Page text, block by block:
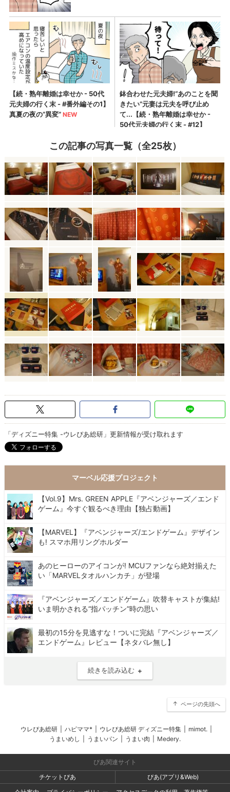
この記事の写真一覧（全25枚）
「ディズニー特集 -ウレぴあ総研」更新情報が受け取れます
マーベル応援プロジェクト
【Vol.9】Mrs. GREEN APPLE『アベンジャーズ／エンド
ゲーム』今すぐ観るべき理由【独占動画】
【MARVEL】『アベンジャーズ/エンドゲーム』デザイン
も! スマホ用リングホルダー
あのヒーローのアイコンが! MCUファンなら絶対揃えた
い「MARVELタオルハンカチ」が登場
『アベンジャーズ／エンドゲーム』吹替キャストが集結!
いま明かされる“指パッチン”時の思い
最初の15分を見逃すな！ついに完結『アベンジャーズ／
エンドゲーム』レビュー【ネタバレ無し】
続きを読み込む
ページの先頭へ
ウレぴあ総研 ハピママ* ウレぴあ総研 ディズニー特集 mimot.
うまいめし
うまいパン うまい肉 Medery.
ぴあ関連サイト
チケットぴあ
ぴあ(アプリ&Web)